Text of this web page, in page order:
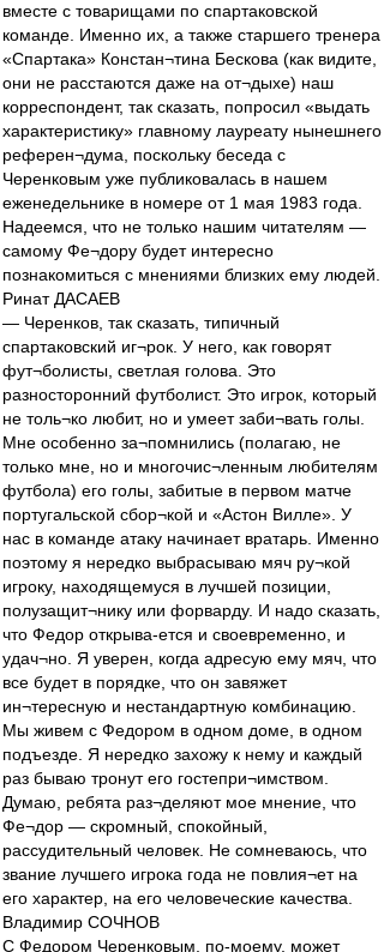
вместе с товарищами по спартаковской
команде. Именно их, а также старшего тренера
«Спартака» Констан¬тина Бескова (как видите,
они не расстаются даже на от¬дыхе) наш
корреспондент, так сказать, попросил «выдать
характеристику» главному лауреату нынешнего
референ¬дума, поскольку беседа с
Черенковым уже публиковалась в нашем
еженедельнике в номере от 1 мая 1983 года.
Надеемся, что не только нашим читателям —
самому Фе¬дору будет интересно
познакомиться с мнениями близких ему людей.
Ринат ДАСАЕВ
— Черенков, так сказать, типичный
спартаковский иг¬рок. У него, как говорят
фут¬болисты, светлая голова. Это
разносторонний футболист. Это игрок, который
не толь¬ко любит, но и умеет заби¬вать голы.
Мне особенно за¬помнились (полагаю, не
только мне, но и многочис¬ленным любителям
футбола) его голы, забитые в первом матче
португальской сбор¬кой и «Астон Вилле». У
нас в команде атаку начинает вратарь. Именно
поэтому я нередко выбрасываю мяч ру¬кой
игроку, находящемуся в лучшей позиции,
полузащит¬нику или форварду. И надо сказать,
что Федор открыва-ется и своевременно, и
удач¬но. Я уверен, когда адресую ему мяч, что
все будет в порядке, что он завяжет
ин¬тересную и нестандартную комбинацию.
Мы живем с Федором в одном доме, в одном
подъезде. Я нередко захожу к нему и каждый
раз бываю тронут его гостепри¬имством.
Думаю, ребята раз¬деляют мое мнение, что
Фе¬дор — скромный, спокойный,
рассудительный человек. Не сомневаюсь, что
звание лучшего игрока года не повлия¬ет на
его характер, на его человеческие качества.
Владимир СОЧНОВ
С Федором Черенковым, по-моему, может